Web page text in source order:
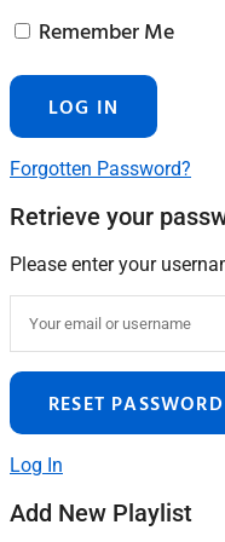
Remember Me
Forgotten Password?
Retrieve your
Please enter your
Log In
Add New Playlist